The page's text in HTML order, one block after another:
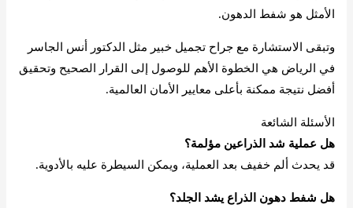
الأمثل هو شفط الدهون.
وتبقى الاستشارة مع جراح تجميل خبير مثل الدكتور أنس الجاسر
في الرياض هي الخطوة الأهم للوصول إلى القرار الصحيح وتحقيق
أفضل نتيجة ممكنة بأعلى معايير الأمان العالمية.
الأسئلة الشائعة
هل عملية شد الذراعين مؤلمة؟
قد يحدث ألم خفيف بعد العملية، ويمكن السيطرة عليه بالأدوية.
هل شفط دهون الذراع يشد الجلد؟